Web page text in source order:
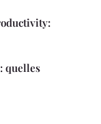
quelles